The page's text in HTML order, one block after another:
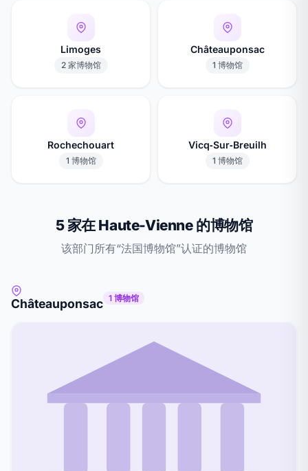
Limoges
2 家博物馆
Châteauponsac
1 博物馆
Rochechouart
1 博物馆
Vicq‑Sur‑Breuilh
1 博物馆
5 家在 Haute-Vienne 的博物馆
该部门所有“法国博物馆”认证的博物馆
Châteauponsac 1 博物馆